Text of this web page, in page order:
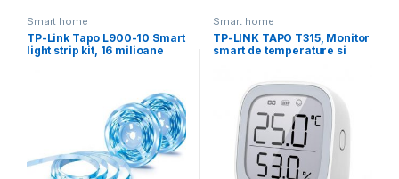
Smart home
TP-Link Tapo L900-10 Smart
light strip kit, 16 milioane
Smart home
TP-LINK TAPO T315, Monitor
smart de temperature si